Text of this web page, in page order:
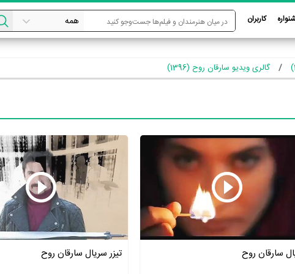
کاربران
گالری ویدیو سارقان روح (1396)
سارقان روح تیزر سریال سارقان روح